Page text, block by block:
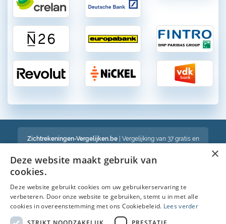
Zichtrekeningen-Vergelijken.be| Vergelijking van 37 gratis en
Een volledig onafhankelijke vergelijking van gratis en betalende
bankrekeningen in België
Bekijk ook :
Spaarrekening
×
Deze website maakt gebruik van
cookies.
Deze website gebruikt cookies om uw gebruikerservaring te
verbeteren. Door onze website te gebruiken, stemt u in met alle
cookies in overeenstemming met ons Cookiebeleid. Lees verder